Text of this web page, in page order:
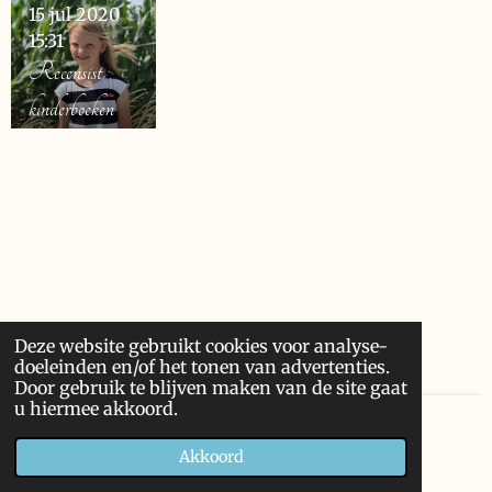
Deze website gebruikt cookies voor analyse-
doeleinden en/of het tonen van advertenties.
Door gebruik te blijven maken van de site gaat
u hiermee akkoord.
Akkoord
Recensist
kinderboeken
15 jul 2020
15:31